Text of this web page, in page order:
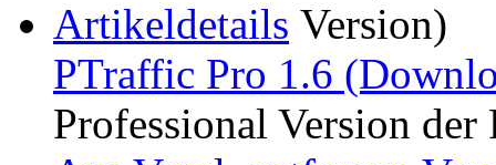
Artikeldetails
PTraffic Pro 1.6
Professional Version